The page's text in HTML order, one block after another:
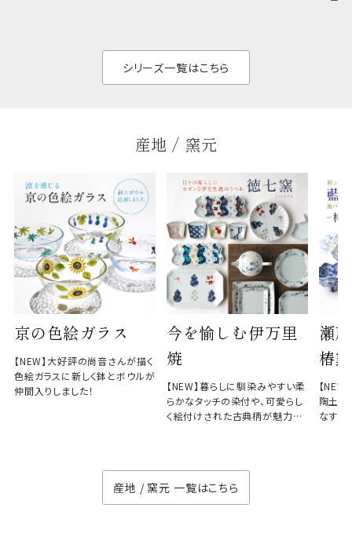
シリーズ一覧はこちら
産地 / 窯元
京の色絵ガラス
【NEW】大好評の尚音さんが描く
色絵ガラスに新しく鉢とボウルが
仲間入りしました！
今を愉しむ伊万里
焼
【NEW】暮らしに馴染みやすい柔
らかなタッチの染付や、可愛らし
く絵付けされた古典柄が魅力の
瀬
椿窯
【
陶土と
なす、
産地 / 窯元 一覧はこちら